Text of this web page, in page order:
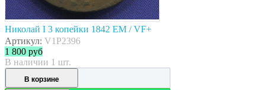
Николай I 3 копейки 1842 ЕМ / VF+
Артикул: V1P2396
1 800 руб
В наличии 1 шт.
В корзине